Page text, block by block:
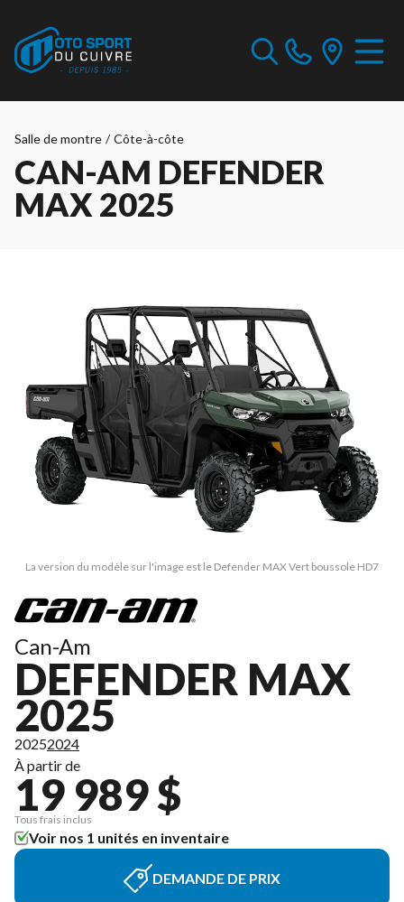
Salle de montre / Côte-à-côte
CAN-AM DEFENDER
MAX 2025
La version du modèle sur l'image est le Defender MAX Vert boussole HD7
Can-Am
DEFENDER MAX
2025
20252024
À partir de
19 989 $
Tous frais inclus
Voir nos 1 unités en inventaire
DEMANDE DE PRIX